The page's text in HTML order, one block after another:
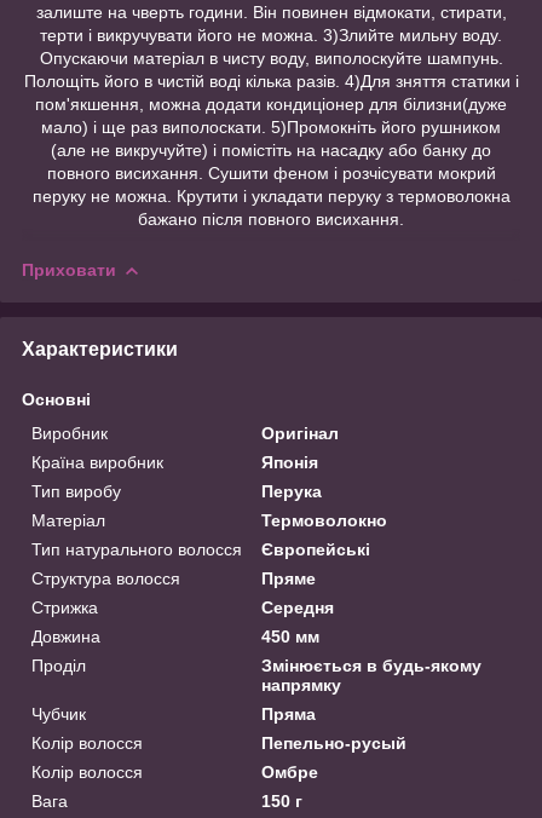
залиште на чверть години. Він повинен відмокати, стирати,
терти і викручувати його не можна. 3)Злийте мильну воду.
Опускаючи матеріал в чисту воду, виполоскуйте шампунь.
Полощіть його в чистій воді кілька разів. 4)Для зняття статики і
пом'якшення, можна додати кондиціонер для білизни(дуже
мало) і ще раз виполоскати. 5)Промокніть його рушником
(але не викручуйте) і помістіть на насадку або банку до
повного висихання. Сушити феном і розчісувати мокрий
перуку не можна. Крутити і укладати перуку з термоволокна
бажано після повного висихання.
Приховати
Характеристики
Основні
Виробник
Оригінал
Країна виробник
Японія
Тип виробу
Перука
Матеріал
Термоволокно
Тип натурального волосся
Європейські
Структура волосся
Пряме
Стрижка
Середня
Довжина
450 мм
Проділ
Змінюється в будь-якому
напрямку
Чубчик
Пряма
Колір волосся
Пепельно-русый
Колір волосся
Омбре
Вага
150 г